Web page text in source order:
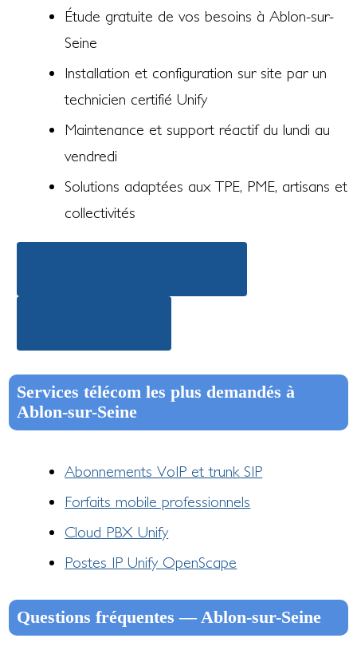
Étude gratuite de vos besoins à Ablon-sur-
Seine
Installation et configuration sur site par un
technicien certifié Unify
Maintenance et support réactif du lundi au
vendredi
Solutions adaptées aux TPE, PME, artisans et
collectivités
Services télécom les plus demandés à
Ablon-sur-Seine
Abonnements VoIP et trunk SIP
Forfaits mobile professionnels
Cloud PBX Unify
Postes IP Unify OpenScape
Questions fréquentes — Ablon-sur-Seine